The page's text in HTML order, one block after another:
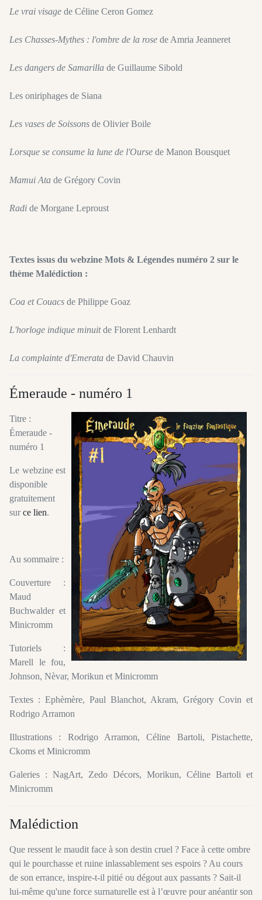
Le vrai visage de Céline Ceron Gomez
Les Chasses-Mythes : l'ombre de la rose de Amria Jeanneret
Les dangers de Samarilla de Guillaume Sibold
Les oniriphages de Siana
Les vases de Soissons de Olivier Boile
Lorsque se consume la lune de l'Ourse de Manon Bousquet
Mamui Ata de Grégory Covin
Radi de Morgane Leproust
Textes issus du webzine Mots & Légendes numéro 2 sur le
thème Malédiction :
Coa et Couacs de Philippe Goaz
L'horloge indique minuitde Florent Lenhardt
La complainte d'Emerata de David Chauvin
Émeraude - numéro 1
Titre :
Émeraude -
numéro 1
Le webzine est
disponible
gratuitement
surce lien.
Au sommaire :
Couverture :
Maud
Buchwalder et
Minicromm
Tutoriels :
Marell le fou,
Johnson, Nèvar, Morikun et Minicromm
Textes : Ephèmère, Paul Blanchot, Akram, Grégory Covin et
Rodrigo Arramon
Illustrations : Rodrigo Arramon, Céline Bartoli, Pistachette,
Ckoms et Minicromm
Galeries : NagArt, Zedo Décors, Morikun, Céline Bartoli et
Minicromm
Malédiction
Que ressent le maudit face à son destin cruel ? Face à cette ombre
qui le pourchasse et ruine inlassablement ses espoirs ? Au cours
de son errance, inspire-t-il pitié ou dégout aux passants ? Sait-il
lui-même qu'une force surnaturelle est à l’œuvre pour anéantir son